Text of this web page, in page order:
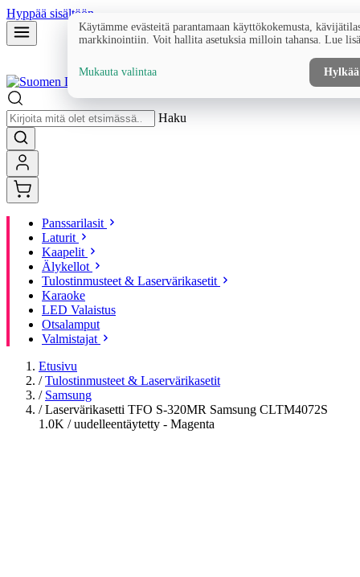
Hyppää sisältöön
Haku
Panssarilasit
Laturit
Kaapelit
Älykellot
Tulostinmusteet & Laservärikasetit
Karaoke
LED Valaistus
Otsalamput
Valmistajat
Etusivu
/ Tulostinmusteet & Laservärikasetit
/ Samsung
/ Laservärikasetti TFO S-320MR Samsung CLTM4072S
1.0K / uudelleentäytetty - Magenta
Käytämme evästeitä parantamaan käyttökokemusta,
markkinointiin. Voit hallita asetuksia milloin tahansa. Lue
Mukauta valintaa Hylkää